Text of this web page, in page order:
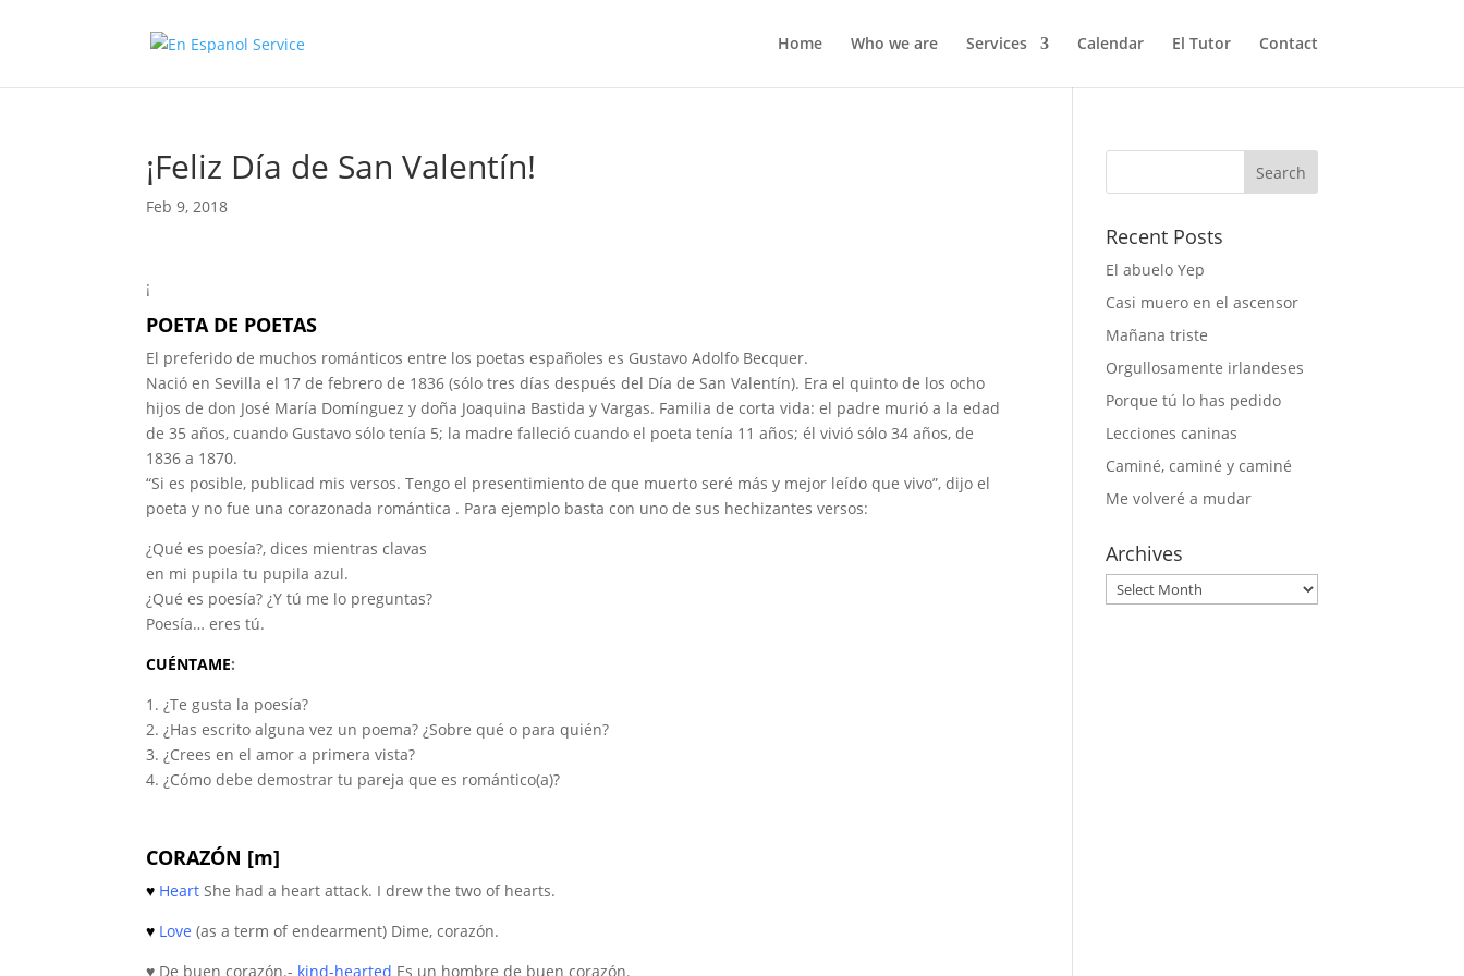
Home Who we are Services Calendar El Tutor Contact
¡Feliz Día de San Valentín!
Feb 9, 2018
¡
POETA DE POETAS
El preferido de muchos románticos entre los poetas españoles es Gustavo Adolfo Becquer.
Nació en Sevilla el 17 de febrero de 1836 (sólo tres días después del Día de San Valentín). Era el quinto de los ocho
hijos de don José María Domínguez y doña Joaquina Bastida y Vargas. Familia de corta vida: el padre murió a la edad
de 35 años, cuando Gustavo sólo tenía 5; la madre falleció cuando el poeta tenía 11 años; él vivió sólo 34 años, de
1836 a 1870.
“Si es posible, publicad mis versos. Tengo el presentimiento de que muerto seré más y mejor leído que vivo”, dijo el
poeta y no fue una corazonada romántica . Para ejemplo basta con uno de sus hechizantes versos:
¿Qué es poesía?, dices mientras clavas
en mi pupila tu pupila azul.
¿Qué es poesía? ¿Y tú me lo preguntas?
Poesía… eres tú.
CUÉNTAME:
1. ¿Te gusta la poesía?
2. ¿Has escrito alguna vez un poema? ¿Sobre qué o para quién?
3. ¿Crees en el amor a primera vista?
4. ¿Cómo debe demostrar tu pareja que es romántico(a)?
CORAZÓN [m]
♥ Heart She had a heart attack. I drew the two of hearts.
♥ Love (as a term of endearment) Dime, corazón.
♥ De buen corazón.- kind-hearted Es un hombre de buen corazón.
Recent Posts
El abuelo Yep
Casi muero en el ascensor
Mañana triste
Orgullosamente irlandeses
Porque tú lo has pedido
Lecciones caninas
Caminé, caminé y caminé
Me volveré a mudar
Archives
Archives